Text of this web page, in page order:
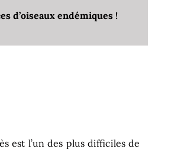
d’oiseaux endémiques !
est l’un des plus difficiles de